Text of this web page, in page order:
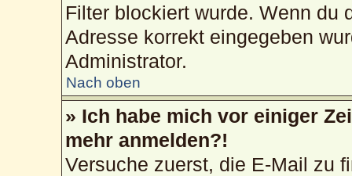
Filter blockiert wurde. Wenn du
Adresse korrekt eingegeben
Administrator.
Nach oben
» Ich habe mich vor einiger
mehr anmelden?!
Versuche zuerst, die E-Mail zu